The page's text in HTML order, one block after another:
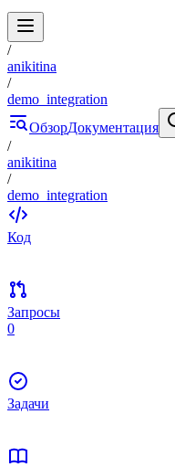
/
anikitina
/
demo_integration
ОбзорДокументация
/
anikitina
/
demo_integration
Код
Запросы
0
Задачи